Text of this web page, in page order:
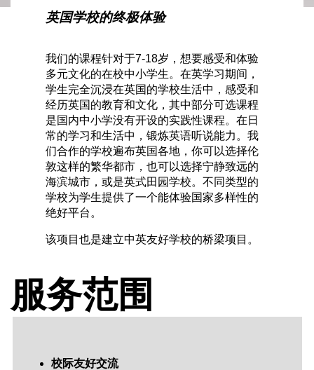
英国学校的终极体验
我们的课程针对于7-18岁，想要感受和体验
多元文化的在校中小学生。在英学习期间，
学生完全沉浸在英国的学校生活中，感受和
经历英国的教育和文化，其中部分可选课程
是国内中小学没有开设的实践性课程。在日
常的学习和生活中，锻炼英语听说能力。我
们合作的学校遍布英国各地，你可以选择伦
敦这样的繁华都市，也可以选择宁静致远的
海滨城市，或是英式田园学校。不同类型的
学校为学生提供了一个能体验国家多样性的
绝好平台。
该项目也是建立中英友好学校的桥梁项目。
服务范围
校际友好交流